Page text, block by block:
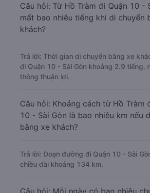
Câu hỏi: Từ Hồ Tràm đi Quận 10 -
mất bao nhiêu tiếng khi di chuyển
khách?
Trả lời: Thời gian di chuyển bằng xe
đi Quận 10 - Sài Gòn khoảng 2.9 tiếng,
thông thuận lợi.
Câu hỏi: Khoảng cách từ Hồ Tràm
10 - Sài Gòn là bao nhiêu km nếu
bằng xe khách?
Trả lời: Đoạn đường đi Quận 10 - Sài
chiều dài khoảng 134 km.
Câu hỏi: Mỗi ngày có bao nhiêu